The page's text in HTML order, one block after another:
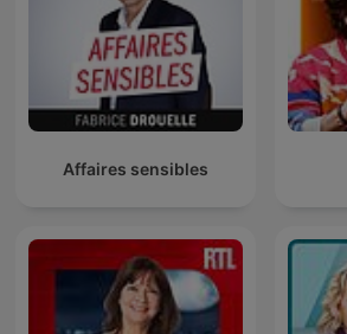
Affaires sensibles